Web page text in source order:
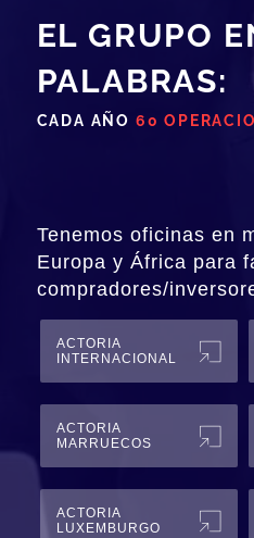
EL GRUPO
PALABRAS:
CADA AÑO 60
Tenemos oficinas en
Europa y África para
compradores/
ACTORIA
INTERNACIONAL
ACTORIA
MARRUECOS
ACTORIA
LUXEMBURGO